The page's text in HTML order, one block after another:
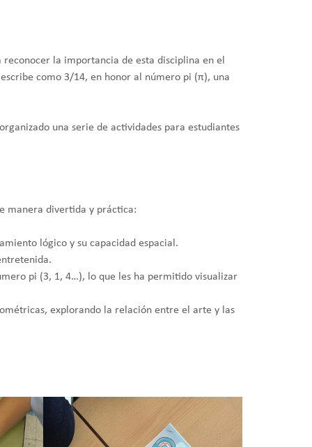
la importancia de esta disciplina en el
como 3/14, en honor al número pi (π), una
una serie de actividades para estudiantes
manera divertida y práctica:
lógico y su capacidad espacial.
pi (3, 1, 4…), lo que les ha permitido visualizar
explorando la relación entre el arte y las